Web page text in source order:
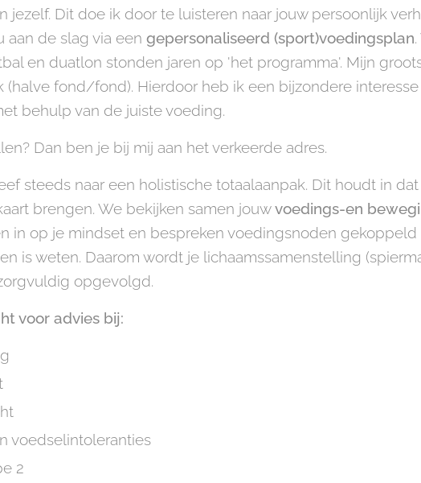
jezelf. Dit doe ik door te luisteren naar jouw persoonlijk
aan de slag via een gepersonaliseerd (sport)voedingsplan
en duatlon stonden jaren op 'het programma'. Mijn
(halve fond/fond). Hierdoor heb ik een bijzondere
behulp van de juiste voeding.
Dan ben je bij mij aan het verkeerde adres.
steeds naar een holistische totaalaanpak. Dit houdt in
brengen. We bekijken samen jouwvoedings-en
in op je mindset en bespreken voedingsnoden gekoppeld
is weten. Daarom wordt je lichaamssamenstelling
opgevolgd.
voor advies bij:
voedselintoleranties
2